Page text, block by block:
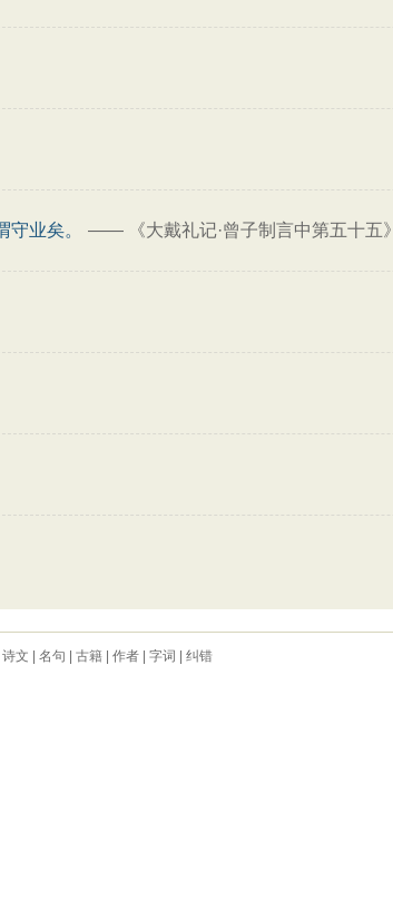
业矣。 —— 《大戴礼记·曾子制言中第五十五》
诗文 名句 古籍| 作者| 字词 纠错